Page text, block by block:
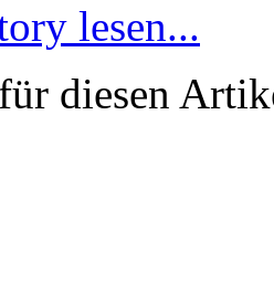
lesen...
diesen